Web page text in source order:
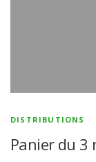
DISTRIBUTIONS
Panier du 3